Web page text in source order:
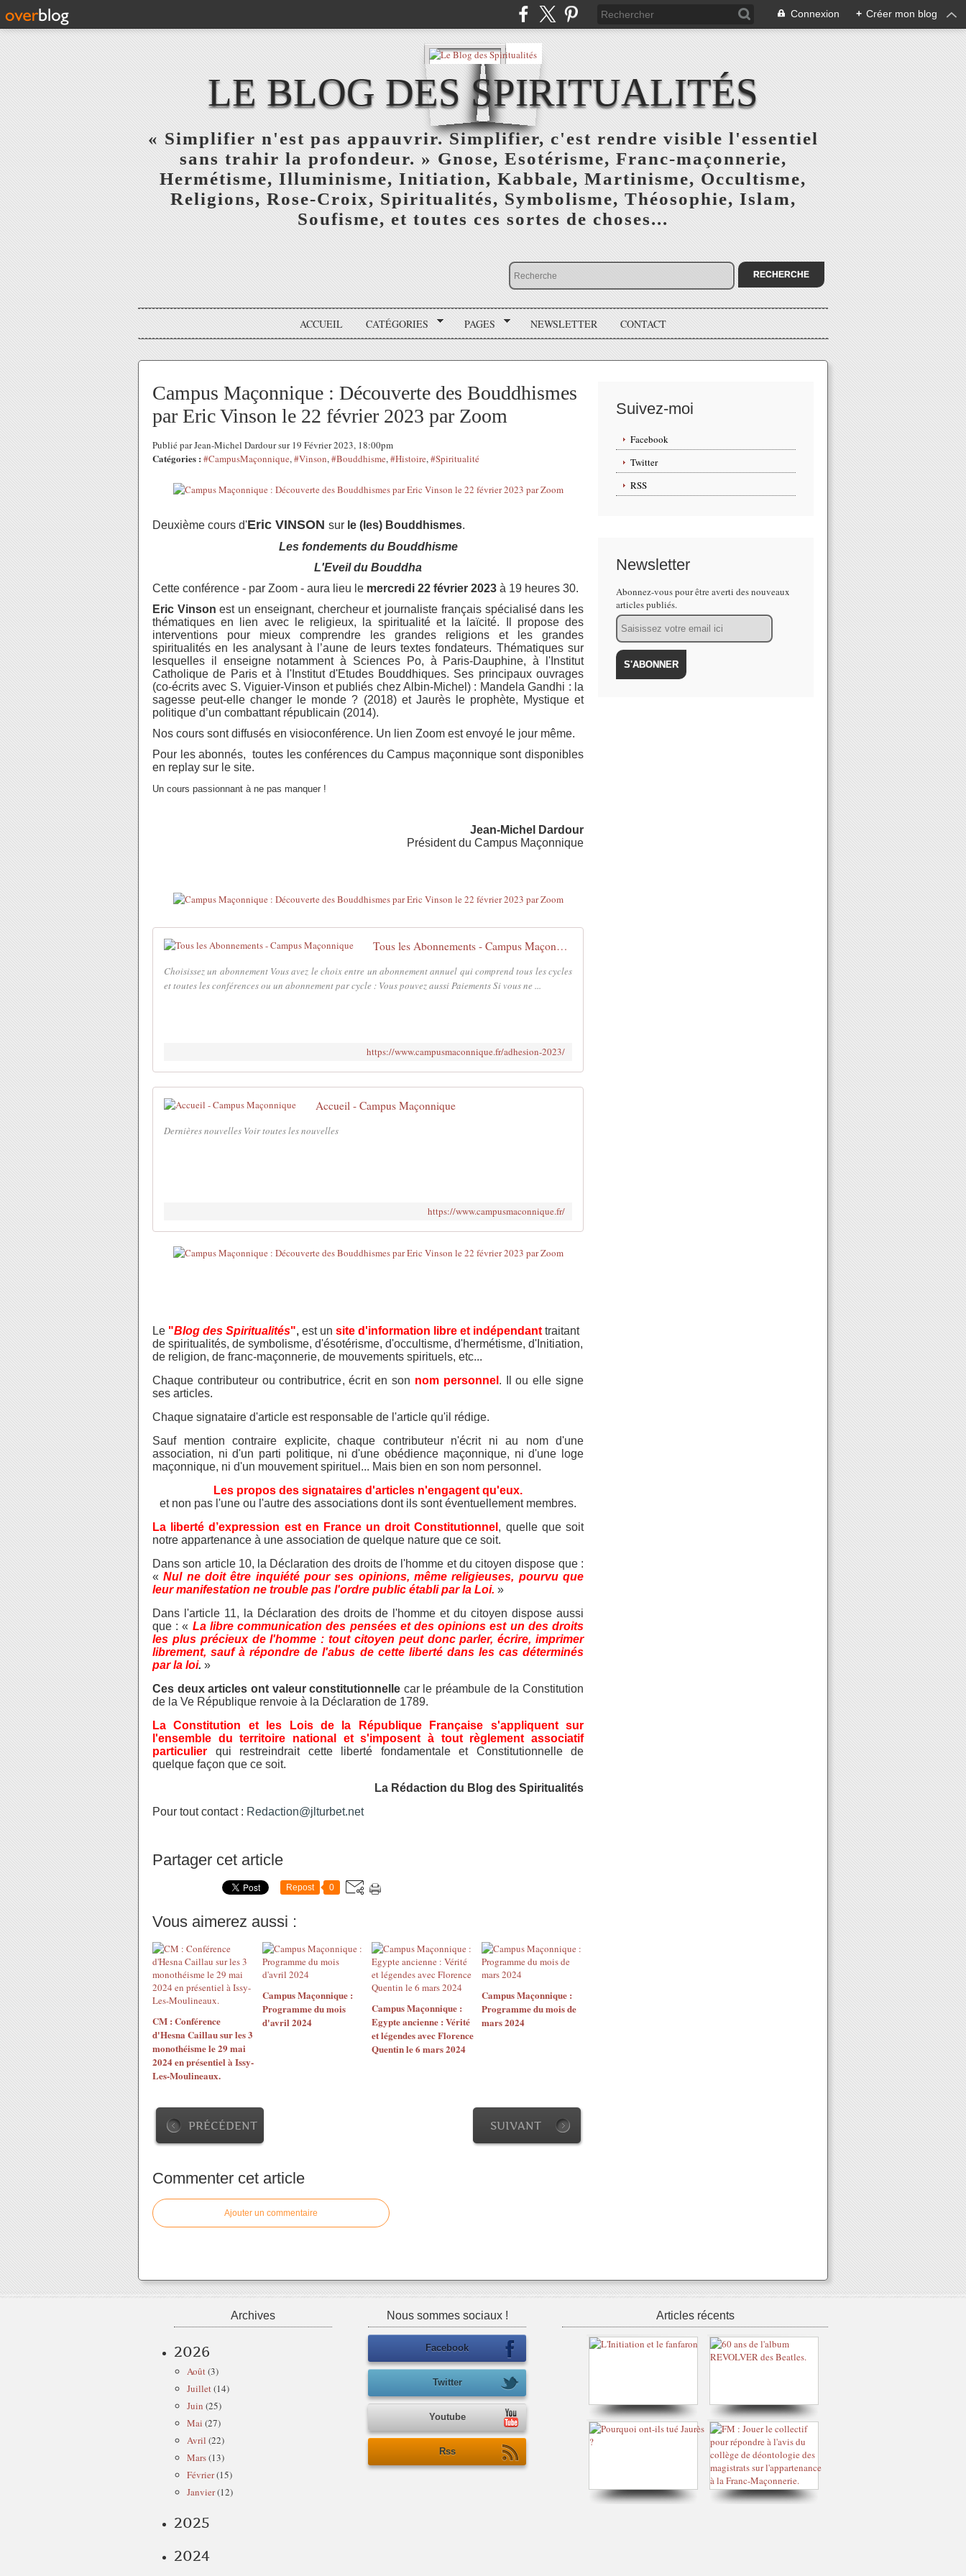
Connexion + Créer mon blog
LE BLOG DES SPIRITUALITÉS
« Simplifier n'est pas appauvrir. Simplifier, c'est rendre visible l'essentiel
sans trahir la profondeur. » Gnose, Esotérisme, Franc-maçonnerie,
Hermétisme, Illuminisme, Initiation, Kabbale, Martinisme, Occultisme,
Religions, Rose-Croix, Spiritualités, Symbolisme, Théosophie, Islam,
Soufisme, et toutes ces sortes de choses...
ACCUEIL CATÉGORIES PAGES NEWSLETTER CONTACT
Campus Maçonnique : Découverte des Bouddhismes
par Eric Vinson le 22 février 2023 par Zoom
Publié par Jean-Michel Dardour sur 19 Février 2023, 18:00pm
Catégories : #CampusMaçonnique,#Vinson,#Bouddhisme,#Histoire,#Spiritualité
Deuxième cours d'Eric VINSON sur le (les) Bouddhismes.
Les fondements du Bouddhisme
L'Eveil du Bouddha
Cette conférence - par Zoom - aura lieu le mercredi 22 février 2023 à 19 heures 30.
Eric Vinson est un enseignant, chercheur et journaliste français spécialisé dans les
thématiques en lien avec le religieux, la spiritualité et la laïcité. Il propose des
interventions pour mieux comprendre les grandes religions et les grandes
spiritualités en les analysant à l’aune de leurs textes fondateurs. Thématiques sur
lesquelles il enseigne notamment à Sciences Po, à Paris-Dauphine, à l'Institut
Catholique de Paris et à l'Institut d'Etudes Bouddhiques. Ses principaux ouvrages
(co-écrits avec S. Viguier-Vinson et publiés chez Albin-Michel) : Mandela Gandhi : la
sagesse peut-elle changer le monde ? (2018) et Jaurès le prophète, Mystique et
politique d’un combattant républicain (2014).
Nos cours sont diffusés en visioconférence. Un lien Zoom est envoyé le jour même.
Pour les abonnés, toutes les conférences du Campus maçonnique sont disponibles
en replay sur le site.
Un cours passionnant à ne pas manquer !
Jean-Michel Dardour
Président du Campus Maçonnique
Tous les Abonnements - Campus Maçonnique
Choisissez un abonnement Vous avez le choix entre un abonnement annuel qui comprend tous les cycles
et toutes les conférences ou un abonnement par cycle : Vous pouvez aussi Paiements Si vous ne ...
https://www.campusmaconnique.fr/adhesion-2023/
Accueil - Campus Maçonnique
Dernières nouvelles Voir toutes les nouvelles
https://www.campusmaconnique.fr/
Le "Blog des Spiritualités", est un site d'information libre et indépendant traitant
de spiritualités, de symbolisme, d'ésotérisme, d'occultisme, d'hermétisme, d'Initiation,
de religion, de franc-maçonnerie, de mouvements spirituels, etc...
Chaque contributeur ou contributrice, écrit en son nom personnel . Il ou elle signe
ses articles.
Chaque signataire d'article est responsable de l'article qu'il rédige.
Sauf mention contraire explicite, chaque contributeur n'écrit ni au nom d'une
association, ni d'un parti politique, ni d'une obédience maçonnique, ni d'une loge
maçonnique, ni d'un mouvement spirituel... Mais bien en son nom personnel.
Les propos des signataires d'articles n'engagent qu'eux.
et non pas l'une ou l'autre des associations dont ils sont éventuellement membres.
La liberté d’expression est en France un droit Constitutionnel , quelle que soit
notre appartenance à une association de quelque nature que ce soit.
Dans son article 10, la Déclaration des droits de l'homme et du citoyen dispose que :
«Nul ne doit être inquiété pour ses opinions, même religieuses, pourvu que
leur manifestation ne trouble pas l'ordre public établi par la Loi. »
Dans l'article 11, la Déclaration des droits de l'homme et du citoyen dispose aussi
que : « La libre communication des pensées et des opinions est un des droits
les plus précieux de l'homme : tout citoyen peut donc parler, écrire, imprimer
librement, sauf à répondre de l'abus de cette liberté dans les cas déterminés
par la loi. »
Ces deux articles ont valeur constitutionnelle car le préambule de la Constitution
de la Ve République renvoie à la Déclaration de 1789.
La Constitution et les Lois de la République Française s'appliquent sur
l'ensemble du territoire national et s'imposent à tout règlement associatif
particulier qui restreindrait cette liberté fondamentale et Constitutionnelle de
quelque façon que ce soit.
La Rédaction du Blog des Spiritualités
Pour tout contact : Redaction@jlturbet.net
Partager cet article
Repost 0
Vous aimerez aussi :
CM : Conférence
d'Hesna Caillau sur les 3
monothéisme le 29 mai
2024 en présentiel à Issy-
Les-Moulineaux.
Campus Maçonnique :
Programme du mois
d'avril 2024
Campus Maçonnique :
Egypte ancienne : Vérité
et légendes avec Florence
Quentin le 6 mars 2024
Campus Maçonnique :
Programme du mois de
mars 2024
PRÉCÉDENT SUIVANT
Commenter cet article
Ajouter un commentaire
Suivez-moi
Facebook
Twitter
RSS
Newsletter
Abonnez-vous pour être averti des nouveaux
articles publiés.
Email
Archives
2026
Août(3)
Juillet(14)
Juin (25)
Mai (27)
Avril (22)
Mars(13)
Février(15)
Janvier(12)
2025
2024
Nous sommes sociaux !
Facebook
Twitter
Youtube
Rss
Articles récents